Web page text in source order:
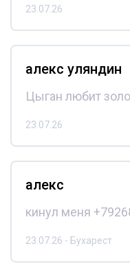
23.07.26
алекс уляндин
Цыган любит
23.07.26
алекс
кинул меня
23.07.26 - Бухарест